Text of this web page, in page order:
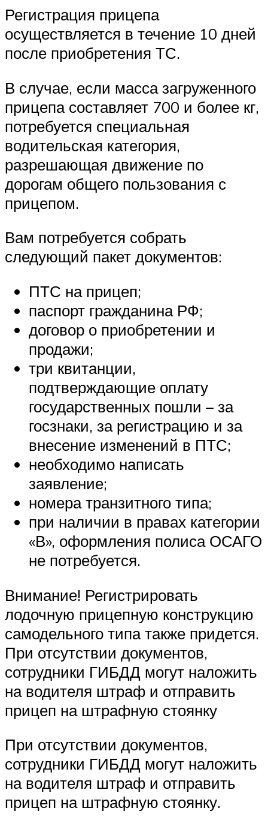
Регистрация прицепа
осуществляется в течение 10 дней
после приобретения ТС.
В случае, если масса загруженного
прицепа составляет 700 и более кг,
потребуется специальная
водительская категория,
разрешающая движение по
дорогам общего пользования с
прицепом.
Вам потребуется собрать
следующий пакет документов:
ПТС на прицеп;
паспорт гражданина РФ;
договор о приобретении и
продажи;
три квитанции,
подтверждающие оплату
государственных пошли – за
госзнаки, за регистрацию и за
внесение изменений в ПТС;
необходимо написать
заявление;
номера транзитного типа;
при наличии в правах категории
«В», оформления полиса ОСАГО
не потребуется.
Внимание! Регистрировать
лодочную прицепную конструкцию
самодельного типа также придется.
При отсутствии документов,
сотрудники ГИБДД могут наложить
на водителя штраф и отправить
прицеп на штрафную стоянку
При отсутствии документов,
сотрудники ГИБДД могут наложить
на водителя штраф и отправить
прицеп на штрафную стоянку.